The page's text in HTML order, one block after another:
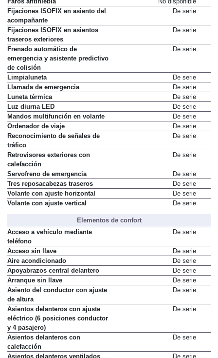
Fijaciones ISOFIX en asiento del
acompañante
De serie
Fijaciones ISOFIX en asientos
traseros exteriores
De serie
Frenado automático de
emergencia y asistente predictivo
de colisión
De serie
Limpialuneta
De serie
Llamada de emergencia
De serie
Luneta térmica
De serie
Luz diurna LED
De serie
Mandos multifunción en volante
De serie
Ordenador de viaje
De serie
Reconocimiento de señales de
tráfico
De serie
Retrovisores exteriores con
calefacción
De serie
Servofreno de emergencia
De serie
Tres reposacabezas traseros
De serie
Volante con ajuste horizontal
De serie
Volante con ajuste vertical
De serie
Elementos de confort
Acceso a vehículo mediante
teléfono
De serie
Acceso sin llave
De serie
Aire acondicionado
De serie
Apoyabrazos central delantero
De serie
Arranque sin llave
De serie
Asiento del conductor con ajuste
de altura
De serie
Asientos delanteros con ajuste
eléctrico (6 posiciones conductor
y 4 pasajero)
De serie
Asientos delanteros con
calefacción
De serie
Asientos delanteros ventilados De serie